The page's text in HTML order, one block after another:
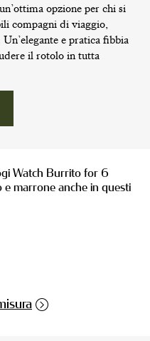
opzione per chi si
compagni di viaggio,
e pratica fibbia
il rotolo in tutta
Watch Burrito for 6
e marrone anche in questi